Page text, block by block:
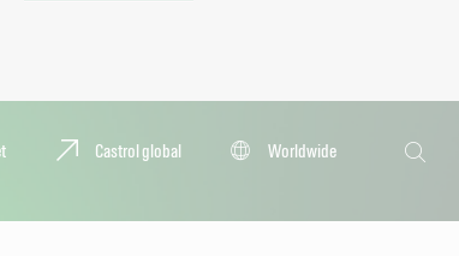
Castrol global
Worldwide
Keresés